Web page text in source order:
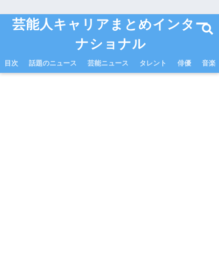
芸能人キャリアまとめインター
ナショナル
目次 話題のニュース 芸能ニュース タレント 俳優 音楽